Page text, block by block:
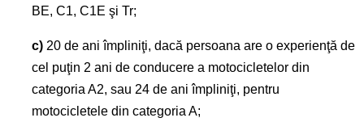
BE, C1, C1E şi Tr;
c)20 de ani împliniţi, dacă persoana are o experienţă de
cel puţin 2 ani de conducere a motocicletelor din
categoria A2, sau 24 de ani împliniţi, pentru
motocicletele din categoria A;